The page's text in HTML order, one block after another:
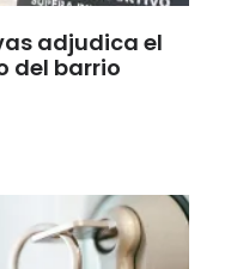
adjudica el
del barrio